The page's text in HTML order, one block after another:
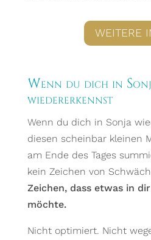
WEITERE
Wenn du dich in
wiedererkennst
Wenn du dich in Sonja
diesen scheinbar kleinen
am Ende des Tages
kein Zeichen von
Zeichen, dass etwas in
möchte.
Nicht optimiert. Nicht